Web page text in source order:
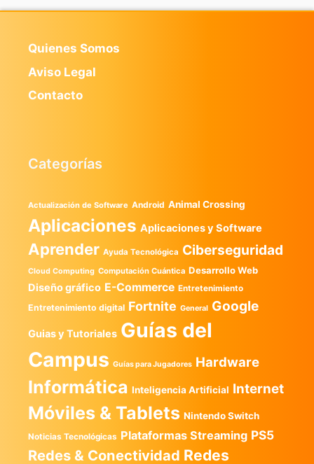
Quienes Somos
Aviso Legal
Contacto
Categorías
Actualización de Software Android Animal Crossing
Aplicaciones Aplicaciones y Software
Aprender Ayuda Tecnológica Ciberseguridad
Cloud Computing Computación Cuántica Desarrollo Web
Diseño gráfico E-Commerce Entretenimiento
Entretenimiento digital Fortnite General Google
Guias y Tutoriales Guías del
Campus Guías para Jugadores Hardware
Informática Inteligencia Artificial Internet
Móviles & Tablets Nintendo Switch
Noticias Tecnológicas Plataformas Streaming PS5
Redes & Conectividad Redes